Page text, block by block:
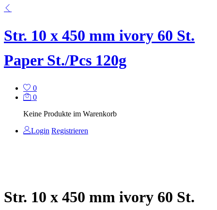
Str. 10 x 450 mm ivory 60 St.
Paper St./Pcs 120g
0
0
Keine Produkte im Warenkorb
Login Registrieren
Str. 10 x 450 mm ivory 60 St.